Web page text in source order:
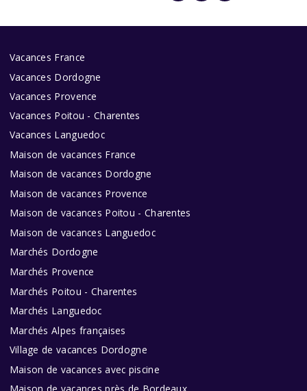
Vacances France
Vacances Dordogne
Vacances Provence
Vacances Poitou - Charentes
Vacances Languedoc
Maison de vacances France
Maison de vacances Dordogne
Maison de vacances Provence
Maison de vacances Poitou - Charentes
Maison de vacances Languedoc
Marchés Dordogne
Marchés Provence
Marchés Poitou - Charentes
Marchés Languedoc
Marchés Alpes françaises
Village de vacances Dordogne
Maison de vacances avec piscine